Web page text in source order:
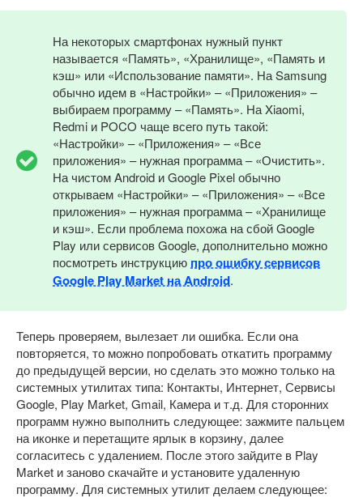
На некоторых смартфонах нужный пункт
называется «Память», «Хранилище», «Память и
кэш» или «Использование памяти». На Samsung
обычно идем в «Настройки» – «Приложения» –
выбираем программу – «Память». На Xiaomi,
Redmi и POCO чаще всего путь такой:
«Настройки» – «Приложения» – «Все
приложения» – нужная программа – «Очистить».
На чистом Android и Google Pixel обычно
открываем «Настройки» – «Приложения» – «Все
приложения» – нужная программа – «Хранилище
и кэш». Если проблема похожа на сбой Google
Play или сервисов Google, дополнительно можно
посмотреть инструкцию про ошибку сервисов
Google Play Market на Android.
Теперь проверяем, вылезает ли ошибка. Если она
повторяется, то можно попробовать откатить программу
до предыдущей версии, но сделать это можно только на
системных утилитах типа: Контакты, Интернет, Сервисы
Google, Play Market, Gmail, Камера и т.д. Для сторонних
программ нужно выполнить следующее: зажмите пальцем
на иконке и перетащите ярлык в корзину, далее
согласитесь с удалением. После этого зайдите в Play
Market и заново скачайте и установите удаленную
программу. Для системных утилит делаем следующее: